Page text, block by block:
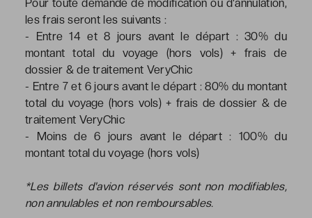
Pour toute demande de modification ou d'annulation,
les frais seront les suivants :
- Entre 14 et 8 jours avant le départ : 30% du
montant total du voyage (hors vols) + frais de
dossier & de traitement VeryChic
- Entre 7 et 6 jours avant le départ : 80% du montant
total du voyage (hors vols) + frais de dossier & de
traitement VeryChic
- Moins de 6 jours avant le départ : 100% du
montant total du voyage (hors vols)
*Les billets d'avion réservés sont non modifiables,
non annulables et non remboursables.